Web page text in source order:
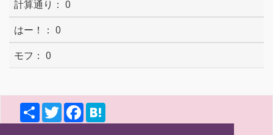
0
0
0
S
h
a
T
w
i
F
a
c t